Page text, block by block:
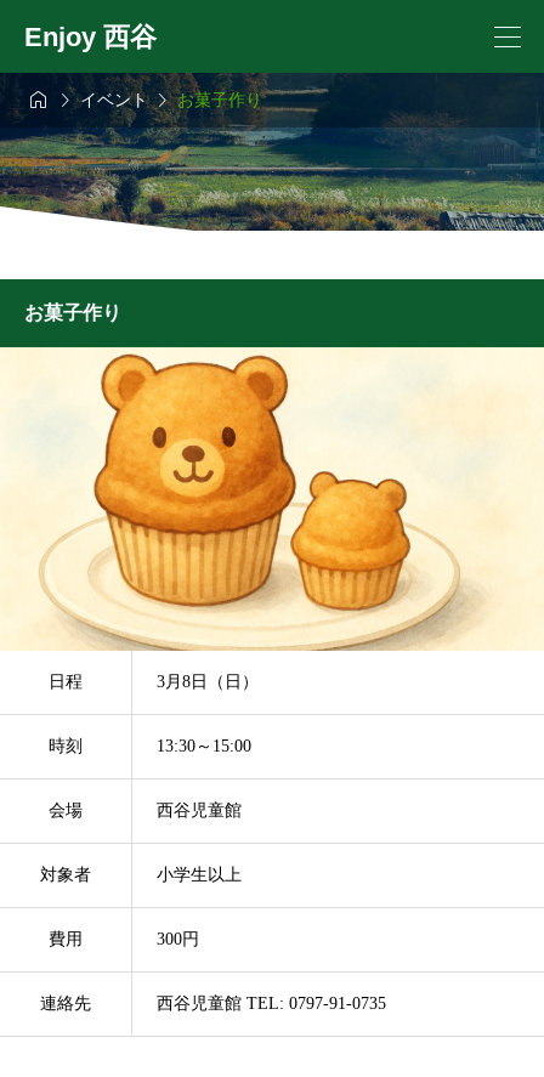
Enjoy 西谷
 イベントお菓子作り
お菓子作り
日程 3月8日（日）
時刻 13:30～15:00
会場 西谷児童館
対象者 小学生以上
費用 300円
連絡先 西谷児童館 TEL: 0797-91-0735